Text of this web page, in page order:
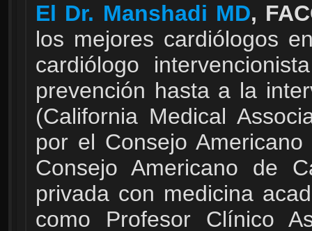
El Dr. Manshadi MD,
los mejores cardiólogos
cardiólogo
prevención hasta a la
(California Medical
por el Consejo
Consejo Americano de
privada con medicina
como Profesor Clínico